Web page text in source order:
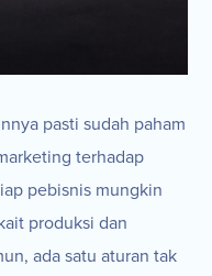
pasti sudah paham
terhadap
pebisnis mungkin
produksi dan
ada satu aturan tak